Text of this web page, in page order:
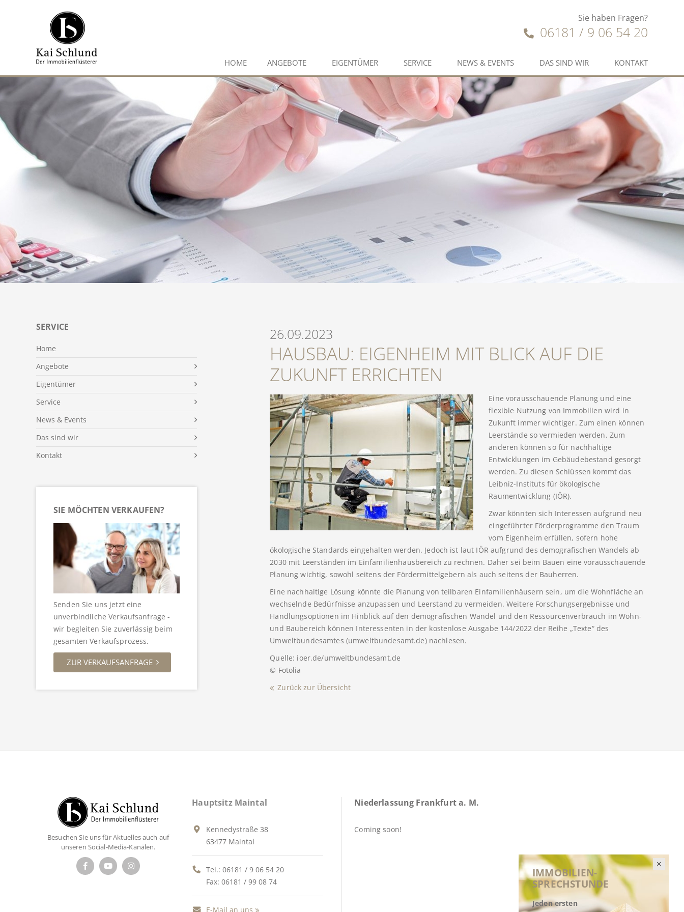
Sie haben Fragen?
06181 / 9 06 54 20
HOME ANGEBOTE EIGENTÜMER SERVICE NEWS & EVENTS DAS SIND WIR KONTAKT
SERVICE
Home
Angebote
Eigentümer
Service
News & Events
Das sind wir
Kontakt
SIE MÖCHTEN VERKAUFEN?
Senden Sie uns jetzt eine
unverbindliche Verkaufsanfrage -
wir begleiten Sie zuverlässig beim
gesamten Verkaufsprozess.
ZUR VERKAUFSANFRAGE
26.09.2023
HAUSBAU: EIGENHEIM MIT BLICK AUF DIE
ZUKUNFT ERRICHTEN
Eine vorausschauende Planung und eine
flexible Nutzung von Immobilien wird in
Zukunft immer wichtiger. Zum einen können
Leerstände so vermieden werden. Zum
anderen können so für nachhaltige
Entwicklungen im Gebäudebestand gesorgt
werden. Zu diesen Schlüssen kommt das
Leibniz-Instituts für ökologische
Raumentwicklung (IÖR).
Zwar könnten sich Interessen aufgrund neu
eingeführter Förderprogramme den Traum
vom Eigenheim erfüllen, sofern hohe
ökologische Standards eingehalten werden. Jedoch ist laut IÖR aufgrund des demografischen Wandels ab
2030 mit Leerständen im Einfamilienhausbereich zu rechnen. Daher sei beim Bauen eine vorausschauende
Planung wichtig, sowohl seitens der Fördermittelgebern als auch seitens der Bauherren.
Eine nachhaltige Lösung könnte die Planung von teilbaren Einfamilienhäusern sein, um die Wohnfläche an
wechselnde Bedürfnisse anzupassen und Leerstand zu vermeiden. Weitere Forschungsergebnisse und
Handlungsoptionen im Hinblick auf den demografischen Wandel und den Ressourcenverbrauch im Wohn-
und Baubereich können Interessenten in der kostenlose Ausgabe 144/2022 der Reihe „Texte“ des
Umweltbundesamtes (umweltbundesamt.de) nachlesen.
Quelle: ioer.de/umweltbundesamt.de
© Fotolia
Zurück zur Übersicht
IMMOBILIEN-
SPRECHSTUNDE
Jeden ersten
Besuchen Sie uns für Aktuelles auch auf
unseren Social-Media-Kanälen.
Hauptsitz Maintal
Kennedystraße 38
63477 Maintal
Tel.:06181 / 9 06 54 20
Fax: 06181 / 99 08 74
E-Mail an uns
Niederlassung Frankfurt a. M.
Coming soon!